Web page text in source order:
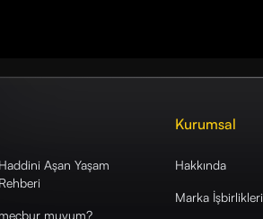
Haddini Aşan Yaşam
Rehberi
mecbur muyum?
Kurumsal
Hakkında
Marka İşbirlikleri